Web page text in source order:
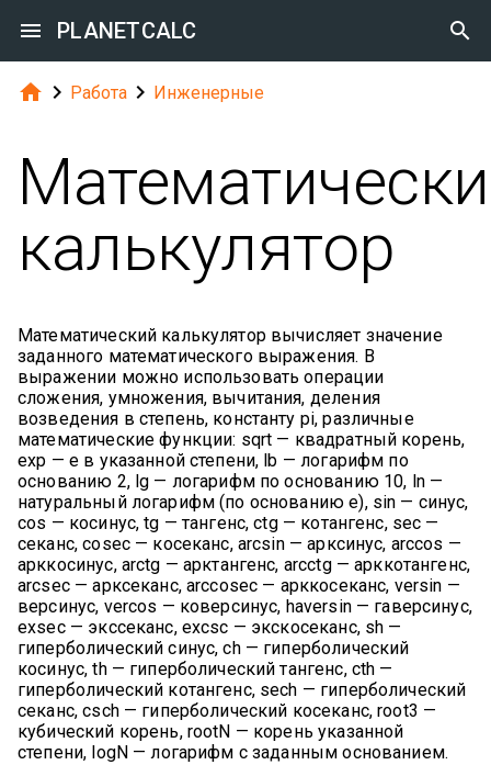
 PLANETCALC 
  Работа  Инженерные
калькулятор
Математический калькулятор вычисляет значение
заданного математического выражения. В
выражении можно использовать операции
сложения, умножения, вычитания, деления
возведения в степень, константу pi, различные
математические функции: sqrt — квадратный корень,
exp — e в указанной степени, lb — логарифм по
основанию 2, lg — логарифм по основанию 10, ln —
натуральный логарифм (по основанию e), sin — синус,
cos — косинус, tg — тангенс, ctg — котангенс, sec —
секанс, cosec — косеканс, arcsin — арксинус, arccos —
арккосинус, arctg — арктангенс, arcctg — арккотангенс,
arcsec — арксеканс, arccosec — арккосеканс, versin —
версинус, vercos — коверсинус, haversin — гаверсинус,
exsec — экссеканс, excsc — экскосеканс, sh —
гиперболический синус, ch — гиперболический
косинус, th — гиперболический тангенс, cth —
гиперболический котангенс, sech — гиперболический
секанс, csch — гиперболический косеканс, root3 —
кубический корень, rootN — корень указанной
степени, logN — логарифм с заданным основанием.